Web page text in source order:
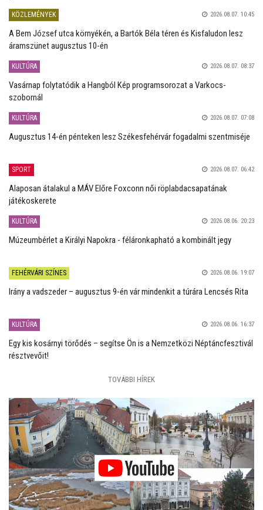
KÖZLEMÉNYEK 2026.08.07. 10:45
A Bem József utca környékén, a Bartók Béla téren és Kisfaludon lesz
áramszünet augusztus 10-én
KULTÚRA 2026.08.07. 08:37
Vasárnap folytatódik a Hangból Kép programsorozat a Varkocs-
szobornál
KULTÚRA 2026.08.07. 07:08
Augusztus 14-én pénteken lesz Székesfehérvár fogadalmi szentmiséje
SPORT 2026.08.07. 06:42
Alaposan átalakul a MÁV Előre Foxconn női röplabdacsapatának
játékoskerete
KULTÚRA 2026.08.06. 20:23
Múzeumbérlet a Királyi Napokra - féláronkapható a kombinált jegy
FEHÉRVÁRI SZÍNES 2026.08.06. 19:07
Irány a vadszeder – augusztus 9-én vár mindenkit a túrára Lencsés Rita
KULTÚRA 2026.08.06. 16:37
Egy kis kosárnyi törődés – segítse Ön is a Nemzetközi Néptáncfesztivál
résztvevőit!
TOVÁBBI HÍREK